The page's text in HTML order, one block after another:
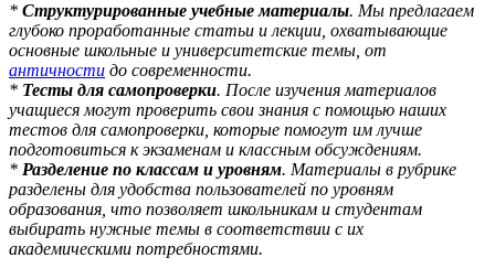
* Структурированные учебные материалы. Мы предлагаем
глубоко проработанные статьи и лекции, охватывающие
основные школьные и университетские темы, от
античности до современности.
* Тесты для самопроверки. После изучения материалов
учащиеся могут проверить свои знания с помощью наших
тестов для самопроверки, которые помогут им лучше
подготовиться к экзаменам и классным обсуждениям.
* Разделение по классам и уровням. Материалы в рубрике
разделены для удобства пользователей по уровням
образования, что позволяет школьникам и студентам
выбирать нужные темы в соответствии с их
академическими потребностями.